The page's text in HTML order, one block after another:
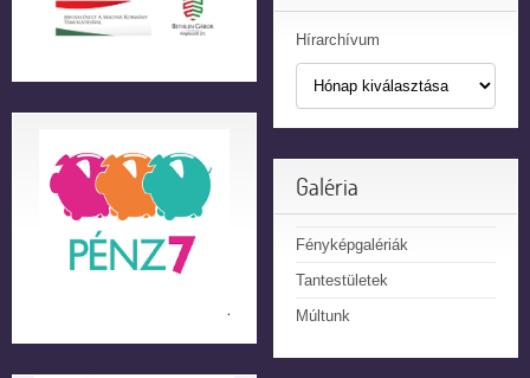
Hírarchívum
Galéria
Fényképgalériák
Tantestületek
Múltunk